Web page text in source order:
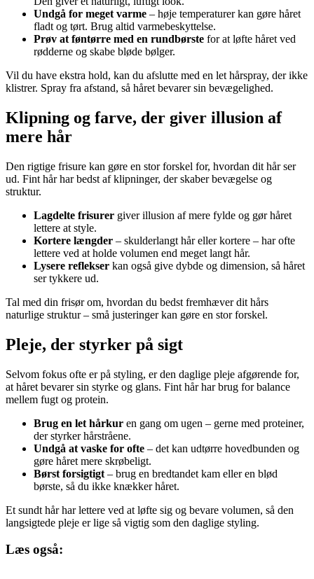
Undgå for meget varme – høje temperaturer kan gøre håret
fladt og tørt. Brug altid varmebeskyttelse.
Prøv at føntørre med en rundbørste for at løfte håret ved
rødderne og skabe bløde bølger.
Vil du have ekstra hold, kan du afslutte med en let hårspray, der ikke
klistrer. Spray fra afstand, så håret bevarer sin bevægelighed.
Klipning og farve, der giver illusion af
mere hår
Den rigtige frisure kan gøre en stor forskel for, hvordan dit hår ser
ud. Fint hår har bedst af klipninger, der skaber bevægelse og
struktur.
Lagdelte frisurer giver illusion af mere fylde og gør håret
lettere at style.
Kortere længder – skulderlangt hår eller kortere – har ofte
lettere ved at holde volumen end meget langt hår.
Lysere reflekser kan også give dybde og dimension, så håret
ser tykkere ud.
Tal med din frisør om, hvordan du bedst fremhæver dit hårs
naturlige struktur – små justeringer kan gøre en stor forskel.
Pleje, der styrker på sigt
Selvom fokus ofte er på styling, er den daglige pleje afgørende for,
at håret bevarer sin styrke og glans. Fint hår har brug for balance
mellem fugt og protein.
Brug en let hårkur en gang om ugen – gerne med proteiner,
der styrker hårstråene.
Undgå at vaske for ofte – det kan udtørre hovedbunden og
gøre håret mere skrøbeligt.
Børst forsigtigt – brug en bredtandet kam eller en blød
børste, så du ikke knækker håret.
Et sundt hår har lettere ved at løfte sig og bevare volumen, så den
langsigtede pleje er lige så vigtig som den daglige styling.
Læs også: